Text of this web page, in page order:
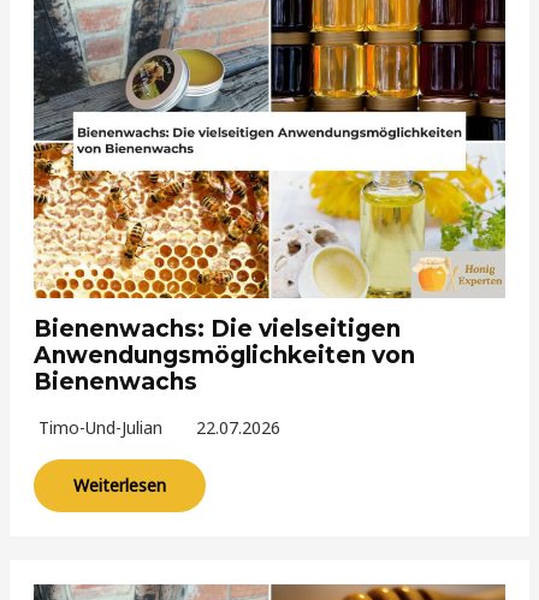
Bienenwachs: Die vielseitigen
Anwendungsmöglichkeiten von
Bienenwachs
Timo-Und-Julian 22.07.2026
Weiterlesen